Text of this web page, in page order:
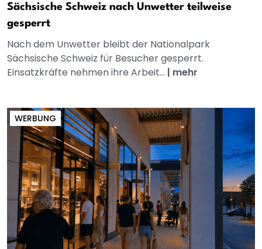
Sächsische Schweiz nach Unwetter teilweise
gesperrt
Nach dem Unwetter bleibt der Nationalpark
Sächsische Schweiz für Besucher gesperrt.
Einsatzkräfte nehmen ihre Arbeit... | mehr
WERBUNG